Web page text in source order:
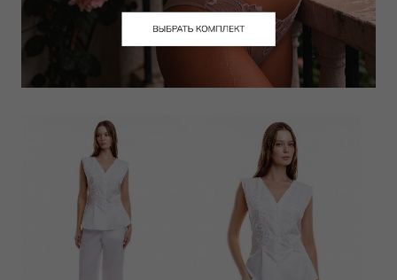
Плавки слип
2 250₽
Выбрать размер
Шорты
10 000
7 200
Выбрать размер